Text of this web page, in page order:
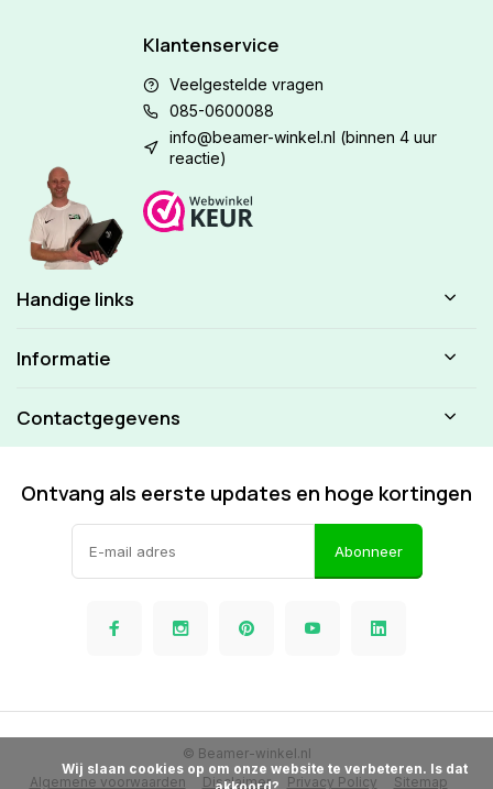
Klantenservice
Veelgestelde vragen
085-0600088
info@beamer-winkel.nl (binnen 4 uur
reactie)
Handige links
Informatie
Contactgegevens
Ontvang als eerste updates en hoge kortingen
Abonneer
Algemene voorwaarden Disclaimer Privacy Policy Sitemap
© Beamer-winkel.nl